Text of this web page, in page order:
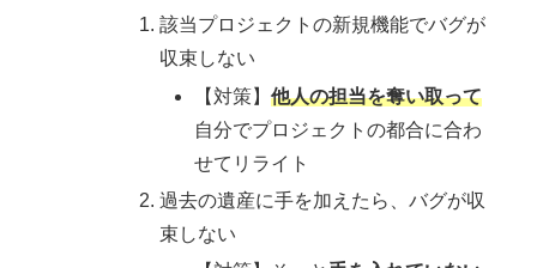
該当プロジェクトの新規機能でバグが
収束しない
【対策】 他人の担当を奪い取って
自分でプロジェクトの都合に合わ
せてリライト
過去の遺産に手を加えたら、バグが収
束しない